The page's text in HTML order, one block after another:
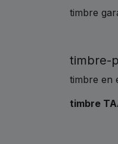
timbre
timbre-
timbre en
timbre